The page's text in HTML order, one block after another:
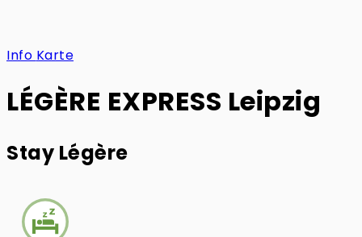
Info Karte
LÉGÈRE EXPRESS Leipzig
Stay Légère